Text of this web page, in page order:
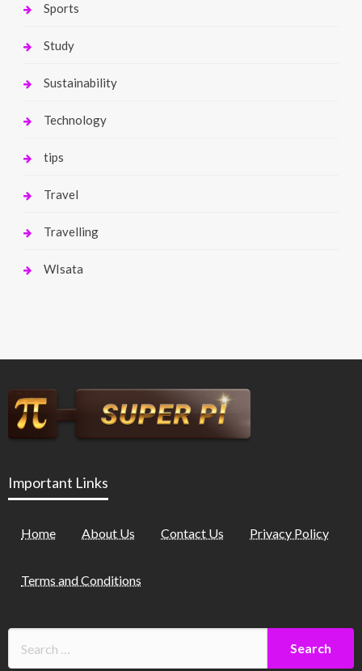
Sports
Study
Sustainability
Technology
tips
Travel
Travelling
WIsata
Important Links
Home About Us Contact Us Privacy Policy
Terms and Conditions